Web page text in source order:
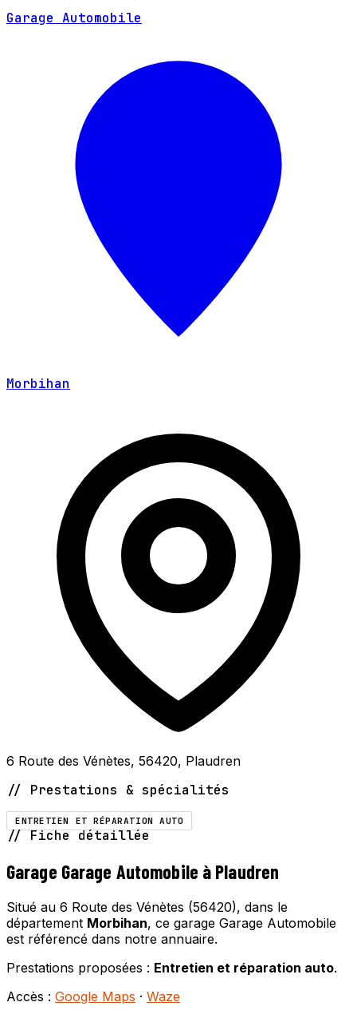
Garage Automobile
Morbihan
6 Route des Vénètes, 56420, Plaudren
// Prestations & spécialités
ENTRETIEN ET RÉPARATION AUTO
// Fiche détaillée
Garage Garage Automobile à Plaudren
Situé au 6 Route des Vénètes (56420), dans le
département Morbihan, ce garage Garage Automobile
est référencé dans notre annuaire.
Prestations proposées : Entretien et réparation auto.
Accès : Google Maps · Waze